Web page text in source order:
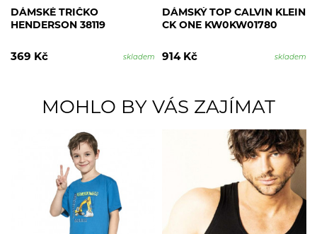
DÁMSKÉ TRIČKO
HENDERSON 38119
369 Kč skladem
DÁMSKÝ TOP CALVIN KLEIN
CK ONE KW0KW01780
914 Kč skladem
MOHLO BY VÁS ZAJÍMAT